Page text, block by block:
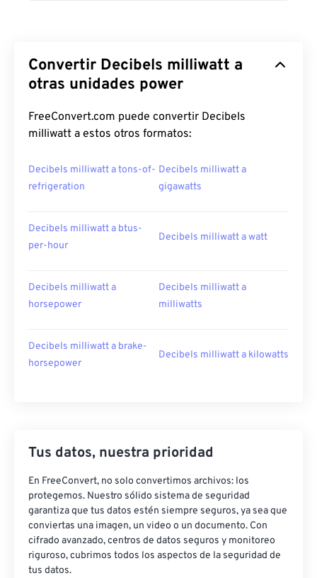
Convertir Decibels milliwatt a
otras unidades power
FreeConvert.com puede convertir Decibels
milliwatt a estos otros formatos:
Decibels milliwatt a tons-of-
refrigeration
Decibels milliwatt a
gigawatts
Decibels milliwatt a btus-
per-hour
Decibels milliwatt a watt
Decibels milliwatt a
horsepower
Decibels milliwatt a
milliwatts
Decibels milliwatt a brake-
horsepower
Decibels milliwatt a kilowatts
Tus datos, nuestra prioridad
En FreeConvert, no solo convertimos archivos: los
protegemos. Nuestro sólido sistema de seguridad
garantiza que tus datos estén siempre seguros, ya sea que
conviertas una imagen, un video o un documento. Con
cifrado avanzado, centros de datos seguros y monitoreo
riguroso, cubrimos todos los aspectos de la seguridad de
tus datos.